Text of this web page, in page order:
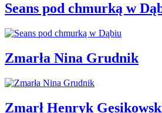
Seans pod chmurką w
Zmarła Nina Grudnik
Zmarł Henryk